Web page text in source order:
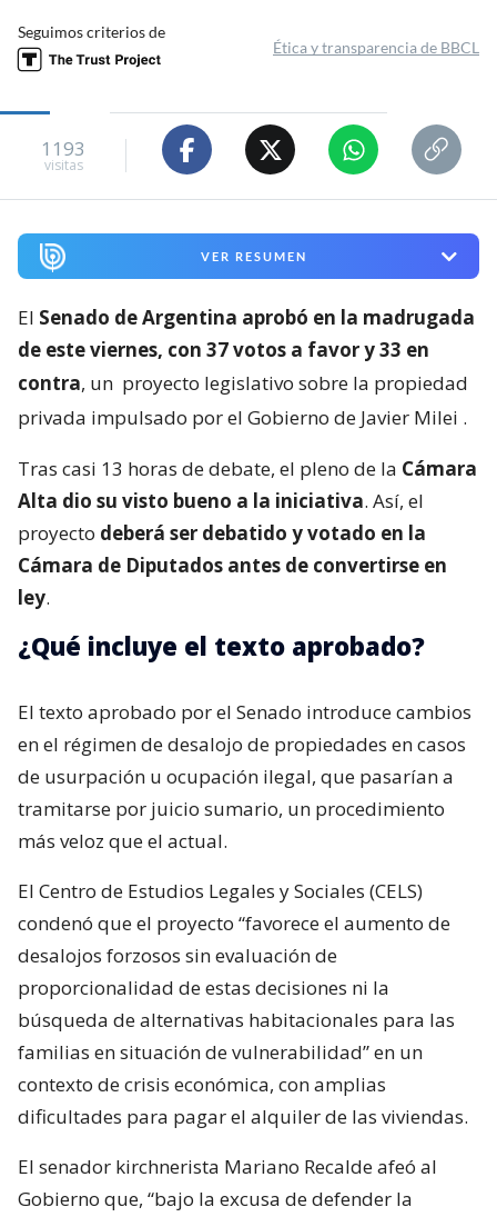
Seguimos criterios de
Ética y transparencia de BBCL
1193
visitas
VER RESUMEN
El Senado de Argentina aprobó en la madrugada
de este viernes, con 37 votos a favor y 33 en
contra, un proyecto legislativo sobre la propiedad
privada impulsado por el Gobierno de Javier Milei .
Tras casi 13 horas de debate, el pleno de la Cámara
Alta dio su visto bueno a la iniciativa. Así, el
proyecto deberá ser debatido y votado en la
Cámara de Diputados antes de convertirse en
ley.
¿Qué incluye el texto aprobado?
El texto aprobado por el Senado introduce cambios
en el régimen de desalojo de propiedades en casos
de usurpación u ocupación ilegal, que pasarían a
tramitarse por juicio sumario, un procedimiento
más veloz que el actual.
El Centro de Estudios Legales y Sociales (CELS)
condenó que el proyecto “favorece el aumento de
desalojos forzosos sin evaluación de
proporcionalidad de estas decisiones ni la
búsqueda de alternativas habitacionales para las
familias en situación de vulnerabilidad” en un
contexto de crisis económica, con amplias
dificultades para pagar el alquiler de las viviendas.
El senador kirchnerista Mariano Recalde afeó al
Gobierno que, “bajo la excusa de defender la